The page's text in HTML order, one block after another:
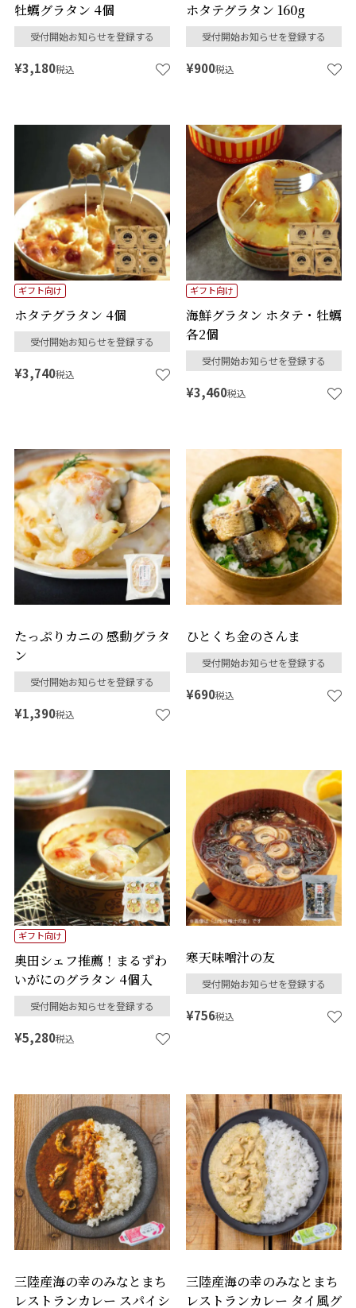
牡蠣グラタン 4個
受付開始お知らせを登録する
¥3,180税込
ホタテグラタン 160g
受付開始お知らせを登録する
¥900税込
ホタテグラタン 4個
ギフト向け
受付開始お知らせを登録する
¥3,740税込
海鮮グラタン ホタテ・牡蠣
各2個
ギフト向け
受付開始お知らせを登録する
¥3,460税込
たっぷりカニの 感動グラタ
ン
受付開始お知らせを登録する
¥1,390税込
ひとくち金のさんま
受付開始お知らせを登録する
¥690税込
奥田シェフ推薦！まるずわ
いがにのグラタン 4個入
ギフト向け
受付開始お知らせを登録する
¥5,280税込
寒天味噌汁の友
受付開始お知らせを登録する
¥756税込
三陸産海の幸のみなとまち
レストランカレー スパイシ
三陸産海の幸のみなとまち
レストランカレー タイ風グ